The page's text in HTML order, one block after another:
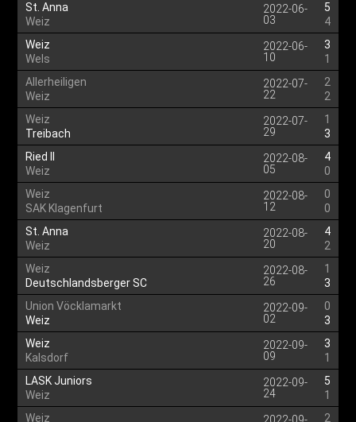
St. Anna
Weiz
2022-06-
03
5
4
Weiz
Wels
2022-06-
10
3
1
Allerheiligen
Weiz
2022-07-
22
2
2
Weiz
Treibach
2022-07-
29
1
3
Ried II
Weiz
2022-08-
05
4
0
Weiz
SAK Klagenfurt
2022-08-
12
0
0
St. Anna
Weiz
2022-08-
20
4
2
Weiz
Deutschlandsberger SC
2022-08-
26
1
3
Union Vöcklamarkt
Weiz
2022-09-
02
0
3
Weiz
Kalsdorf
2022-09-
09
3
1
LASK Juniors
Weiz
2022-09-
24
5
1
Weiz
2